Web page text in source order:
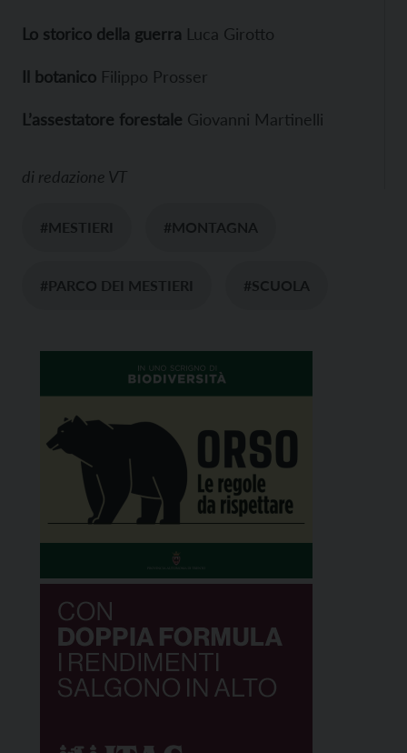
Lo storico della guerra Luca Girotto
Il botanico Filippo Prosser
L’assestatore forestale Giovanni Martinelli
di redazione VT
#MESTIERI #MONTAGNA
#PARCO DEI MESTIERI #SCUOLA